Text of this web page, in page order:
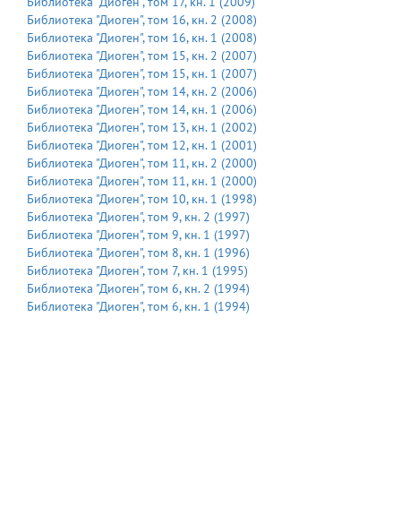
Библиотека "Диоген", том 16, кн. 2 (2008)
Библиотека "Диоген", том 16, кн. 1 (2008)
Библиотека "Диоген", том 15, кн. 2 (2007)
Библиотека "Диоген", том 15, кн. 1 (2007)
Библиотека "Диоген", том 14, кн. 2 (2006)
Библиотека "Диоген", том 14, кн. 1 (2006)
Библиотека "Диоген", том 13, кн. 1 (2002)
Библиотека "Диоген", том 12, кн. 1 (2001)
Библиотека "Диоген", том 11, кн. 2 (2000)
Библиотека "Диоген", том 11, кн. 1 (2000)
Библиотека "Диоген", том 10, кн. 1 (1998)
Библиотека "Диоген", том 9, кн. 2 (1997)
Библиотека "Диоген", том 9, кн. 1 (1997)
Библиотека "Диоген", том 8, кн. 1 (1996)
Библиотека "Диоген", том 7, кн. 1 (1995)
Библиотека "Диоген", том 6, кн. 2 (1994)
Библиотека "Диоген", том 6, кн. 1 (1994)